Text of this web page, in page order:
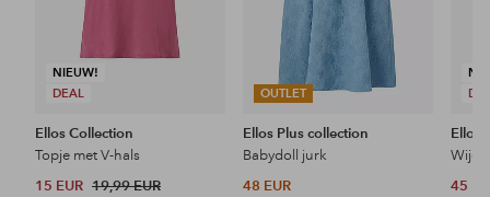
NIEUW!
DEAL
Ellos Collection
Topje met V-hals
15 EUR 19,99 EUR
OUTLET
Ellos Plus collection
Babydoll jurk
48 EUR
Ellos
45